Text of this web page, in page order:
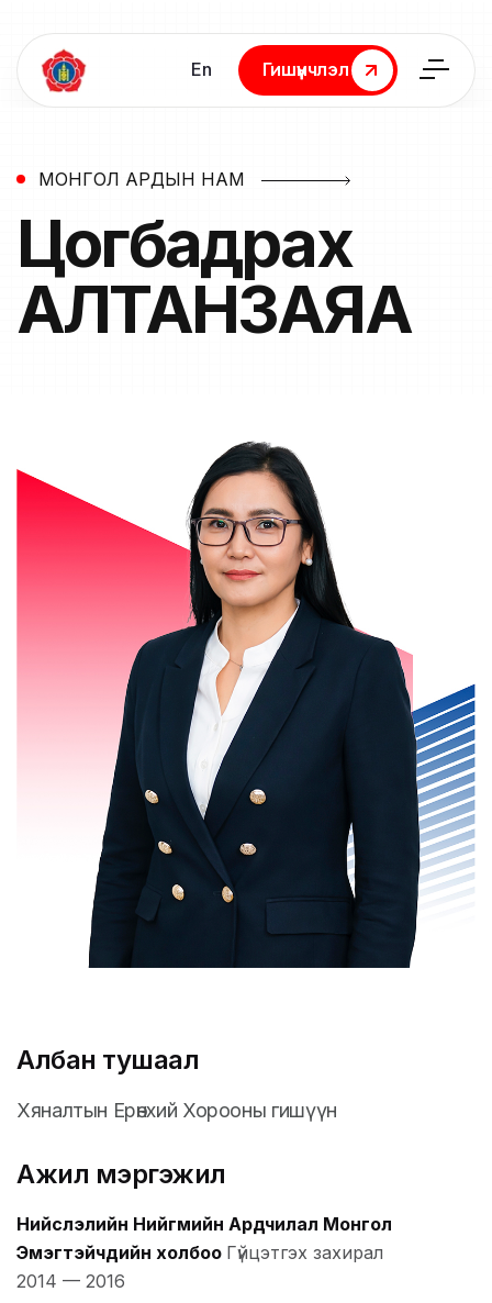
En
Гишүүнчлэл
Гишүүнчлэл
МОНГОЛ АРДЫН НАМ
Цогбадрах
АЛТАНЗАЯА
Албан тушаал
Хяналтын Ерөнхий Хорооны гишүүн
Ажил мэргэжил
Нийслэлийн Нийгмийн Ардчилал Монгол
Эмэгтэйчүүдийн холбоо Гүйцэтгэх захирал
2014 — 2016